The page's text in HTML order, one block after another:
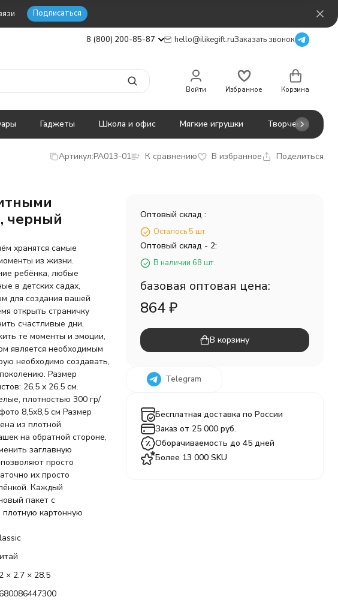
Подписаться
8 (800) 200-85-87 hello@ilikegift.ruЗаказать звонок
Войти Избранное Корзина
Гаджеты Школа и офис Мягкие игрушки Творчество
Артикул:PA013-01 К сравнению В избранное Поделиться
черный
хранятся самые
из жизни.
ребёнка, любые
в детских садах,
для создания вашей
открыть страничку
счастливые дни,
те моменты и эмоции,
является необходимым
необходимо создавать,
Размер
26,5 х 26,5 см.
плотностью 300 гр/
8,5х8,5 см Размер
из плотной
на обратной стороне,
заглавную
просто
их просто
Каждый
пакет с
картонную
× 2.7 × 28.5
Оптовый склад :
Осталось 5 шт.
Оптовый склад - 2:
В наличии 68 шт.
базовая оптовая цена:
864₽
В корзину
Telegram
Бесплатная доставка по России
Заказ от 25 000 руб.
Оборачиваемость до 45 дней
Более 13 000 SKU